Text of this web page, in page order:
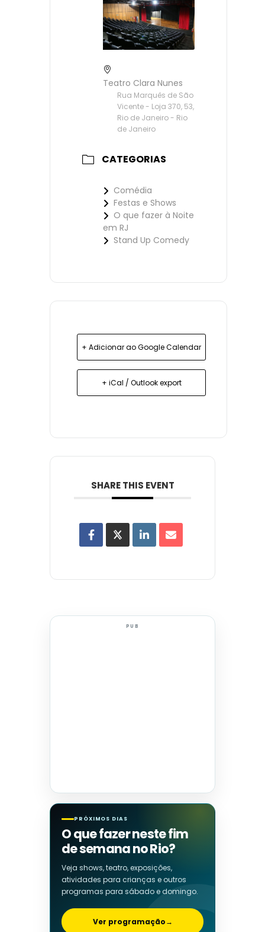
Teatro Clara Nunes
Rua Marquês de São
Vicente - Loja 370, 53,
Rio de Janeiro - Rio
de Janeiro
CATEGORIAS
Comédia
Festas e Shows
O que fazer à Noite
em RJ
Stand Up Comedy
+ Adicionar ao Google Calendar
+ iCal / Outlook export
SHARE THIS EVENT
PUB
PRÓXIMOS DIAS
O que fazer neste fim
de semana no Rio?
Veja shows, teatro, exposições,
atividades para crianças e outros
programas para sábado e domingo.
Ver programação→